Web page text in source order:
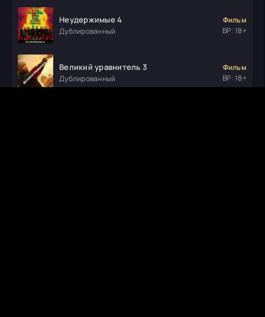
Неудержимые 4
Дублированный
Фильм
ВР: 18+
Великий уравнитель 3
Дублированный
Фильм
ВР: 18+